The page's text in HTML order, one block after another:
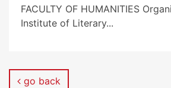
FACULTY OF HUMANITIES
Institute of Literary...
go back